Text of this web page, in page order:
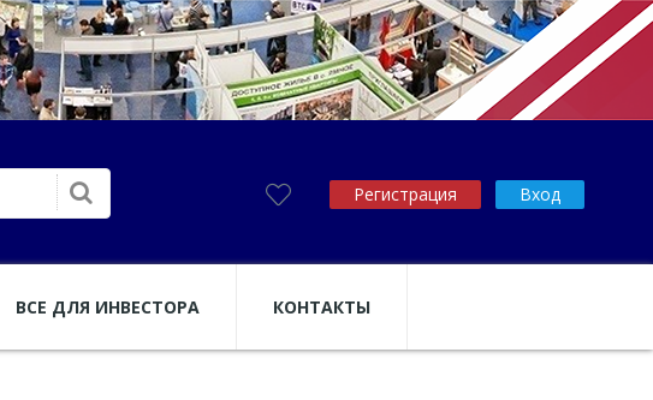
Регистрация Вход
ВСЕ ДЛЯ ИНВЕСТОРА КОНТАКТЫ